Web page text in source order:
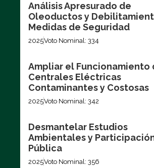
Análisis Apresurado de
Oleoductos y
Medidas de Seguridad
2025Voto Nominal: 334
Ampliar el Funcionamiento
Centrales Eléctricas
Contaminantes y Costosas
2025Voto Nominal: 342
Desmantelar Estudios
Ambientales y
Pública
2025Voto Nominal: 356